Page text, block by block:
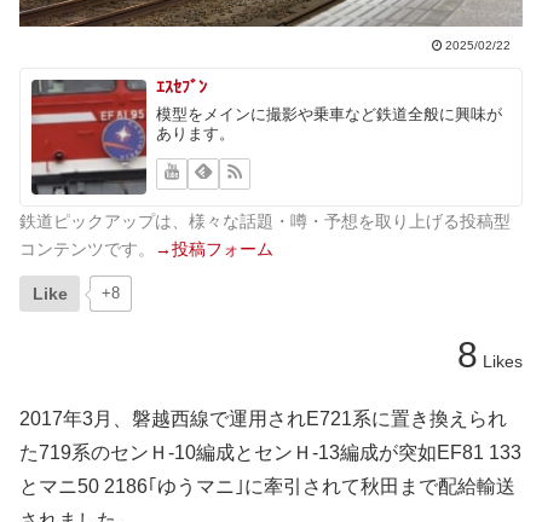
2025/02/22
ｴｽｾﾌﾞﾝ
模型をメインに撮影や乗車など鉄道全般に興味が
あります。
鉄道ピックアップは、様々な話題・噂・予想を取り上げる投稿型
コンテンツです。
→投稿フォーム
Like +8
8 Likes
2017年3月、磐越西線で運用されE721系に置き換えられ
た719系のセンＨ-10編成とセンＨ-13編成が突如EF81 133
とマニ50 2186｢ゆうマニ｣に牽引されて秋田まで配給輸送